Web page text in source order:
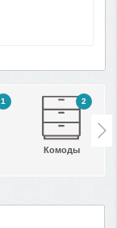
1 2
Комоды